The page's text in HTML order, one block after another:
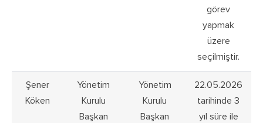
görev
yapmak
üzere
seçilmiştir.
Şener
Köken
Yönetim
Kurulu
Başkan
Yönetim
Kurulu
Başkan
22.05.2026
tarihinde 3
yıl süre ile